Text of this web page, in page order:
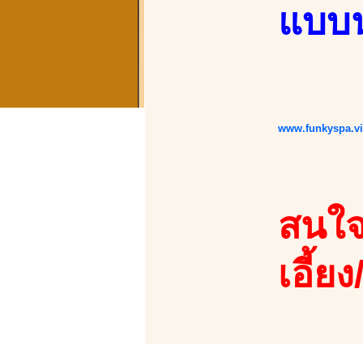
แบบ
สนใ
เอี้ย